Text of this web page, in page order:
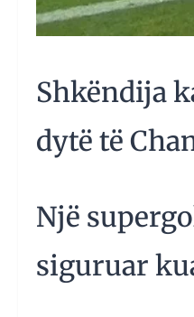
Shkëndija
dytë të
Një
siguruar